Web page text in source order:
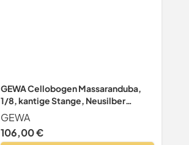
GEWA Cellobogen Massaranduba,
1/8, kantige Stange, Neusilber
Fischbeinbewicklung, kantige
Stange 1/8
GEWA
106,00 €